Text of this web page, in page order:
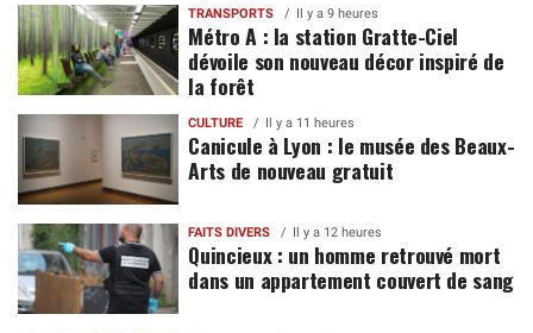
TRANSPORTS Il y a 9 heures
Métro A : la station Gratte-Ciel
dévoile son nouveau décor inspiré de
la forêt
CULTURE Il y a 11 heures
Canicule à Lyon : le musée des Beaux-
Arts de nouveau gratuit
FAITS DIVERS Il y a 12 heures
Quincieux : un homme retrouvé mort
dans un appartement couvert de sang